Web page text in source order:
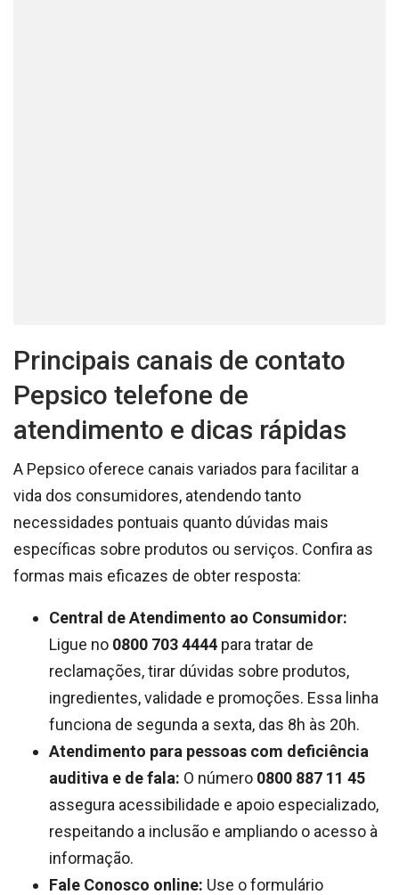
Principais canais de contato
Pepsico telefone de
atendimento e dicas rápidas
A Pepsico oferece canais variados para facilitar a
vida dos consumidores, atendendo tanto
necessidades pontuais quanto dúvidas mais
específicas sobre produtos ou serviços. Confira as
formas mais eficazes de obter resposta:
Central de Atendimento ao Consumidor:
Ligue no 0800 703 4444 para tratar de
reclamações, tirar dúvidas sobre produtos,
ingredientes, validade e promoções. Essa linha
funciona de segunda a sexta, das 8h às 20h.
Atendimento para pessoas com deficiência
auditiva e de fala: O número 0800 887 11 45
assegura acessibilidade e apoio especializado,
respeitando a inclusão e ampliando o acesso à
informação.
Fale Conosco online: Use o formulário